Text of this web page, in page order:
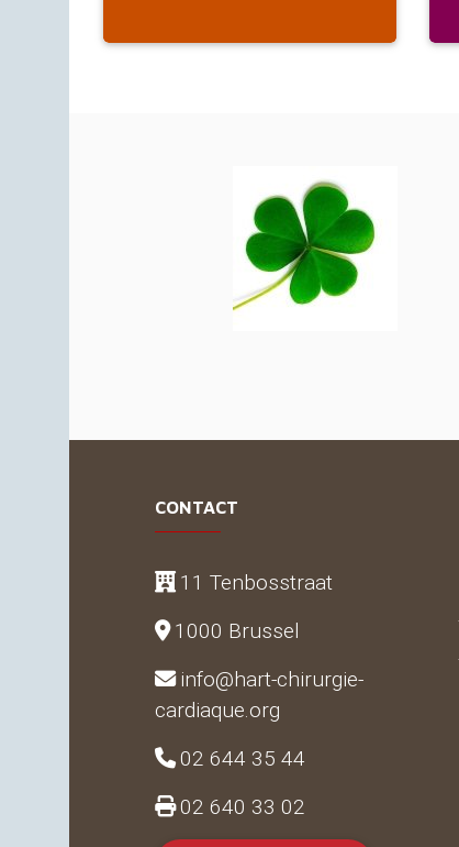
CONTACT
11 Tenbosstraat
1000 Brussel
info@hart-chirurgie-
cardiaque.org
02 644 35 44
02 640 33 02